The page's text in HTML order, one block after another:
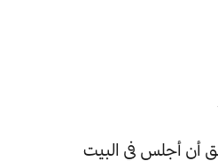
أن أجلس في البيت